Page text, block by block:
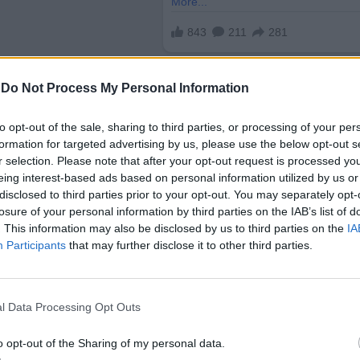
Do Not Process My Personal Information
opt-out of the sale, sharing to third parties, or processing of your
for targeted advertising by us, please use the below opt-out
selection. Please note that after your opt-out request is processed
interest-based ads based on personal information utilized by us
to third parties prior to your opt-out. You may separately
of your personal information by third parties on the IAB’s list of
This information may also be disclosed by us to third parties on the
Participants that may further disclose it to other third parties.
Data Processing Opt Outs
opt-out of the Sharing of my personal data.
на своите камиони Semi през 2026 г. и да
включително PepsiCo.
на американското производство,навреди на
Tesla, но и активен политическия съюзник
спре да купува компоненти от Китай и да
се е изказвалза свободната търговия
мита, но подчерта, че окончателното